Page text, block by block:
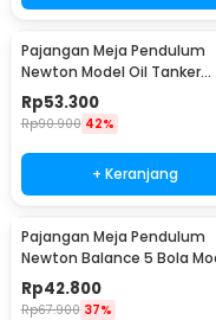
Pajangan Meja Pendulum
Newton Model Oil Tanker
Perpetual Debate - B101
Rp53.300
Rp90.900 42%
+ Keranjang
Pajangan Meja Pendulum
Newton Balance 5 Bola
Arched M - ZY02
Rp42.800
Rp67.900 37%